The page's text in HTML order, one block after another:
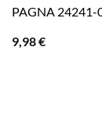
PAGNA 24241-
9,98€